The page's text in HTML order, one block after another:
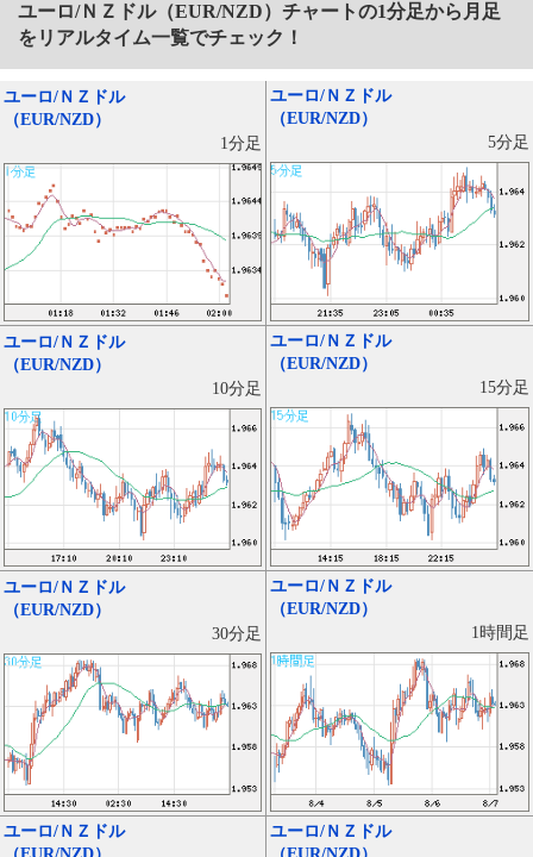
ユーロ/ＮＺドル（EUR/NZD） チャートの1分足から月足
をリアルタイム一覧でチェック！
ユーロ/ＮＺドル
（EUR/NZD）
1分足
ユーロ/ＮＺドル
（EUR/NZD）
5分足
ユーロ/ＮＺドル
（EUR/NZD）
10分足
ユーロ/ＮＺドル
（EUR/NZD）
15分足
ユーロ/ＮＺドル
（EUR/NZD）
30分足
ユーロ/ＮＺドル
（EUR/NZD）
1時間足
ユーロ/ＮＺドル
ユーロ/ＮＺドル